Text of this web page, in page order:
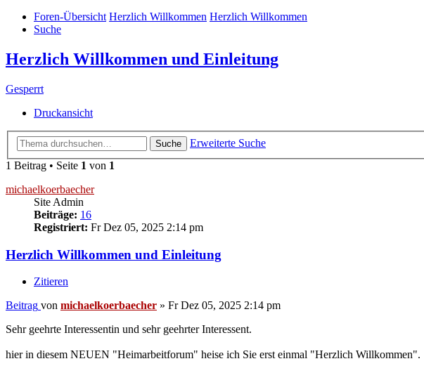
Foren-Übersicht Herzlich Willkommen Herzlich Willkommen
Suche
Herzlich Willkommen und Einleitung
Gesperrt
Druckansicht
Suche
Erweiterte Suche
1 Beitrag • Seite 1 von 1
michaelkoerbaecher
Site Admin
Beiträge: 16
Registriert: Fr Dez 05, 2025 2:14 pm
Herzlich Willkommen und Einleitung
Zitieren
Beitrag von michaelkoerbaecher » Fr Dez 05, 2025 2:14 pm
Sehr geehrte Interessentin und sehr geehrter Interessent.
hier in diesem NEUEN "Heimarbeitforum" heise ich Sie erst einmal "Herzlich Willkommen".